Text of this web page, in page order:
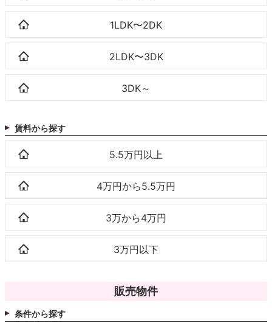
1LDK〜2DK
2LDK〜3DK
3DK～
賃料から探す
5.5万円以上
4万円から5.5万円
3万から4万円
3万円以下
販売物件
条件から探す